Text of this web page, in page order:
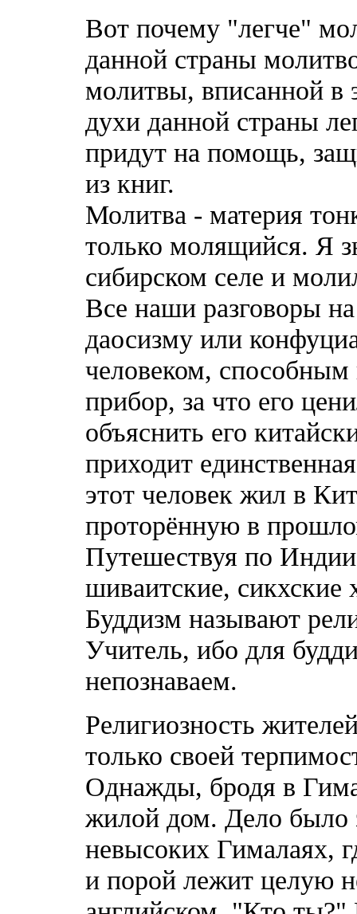
Вот почему "легче"
данной страны
молитвы, вписанной в
духи данной страны
придут на помощь,
из книг.
Молитва - материя
только молящийся. Я
сибирском селе и
Все наши разговоры
даосизму или
человеком,
прибор, за что его
объяснить его
приходит
этот человек жил в
проторённую в
Путешествуя по
шиваитские,
Буддизм называют
Учитель, ибо для
непознаваем.
Религиозность
только своей
Однажды, бродя в
жилой дом. Дело было
невысоких Гималаях,
и порой лежит целую